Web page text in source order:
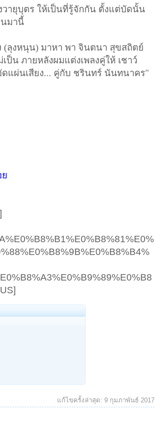
วายุบุตร ให้เป็นที่รู้จักกัน ตั้งแต่บัดนั้น
นมานี้
(ลุงหนุน) มาหา พา จินตนา สุขสถิตย์
ป็น ภายหลังผมแต่งเพลงคู่ให้ เชาว์
ดแผ่นเสียง... คู่กับ ชรินทร์ นันทนาคร"
แก้ไขครั้งล่าสุด: 9 กุมภาพันธ์ 2017